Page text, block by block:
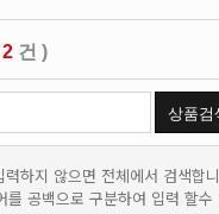
어린이
2 건 )
하지 않으면 전체에서 검색합
공백으로 구분하여 입력 할수